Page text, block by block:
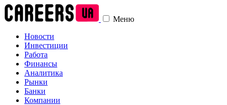
Меню
Новости
Инвестиции
Работа
Финансы
Аналитика
Рынки
Банки
Компании